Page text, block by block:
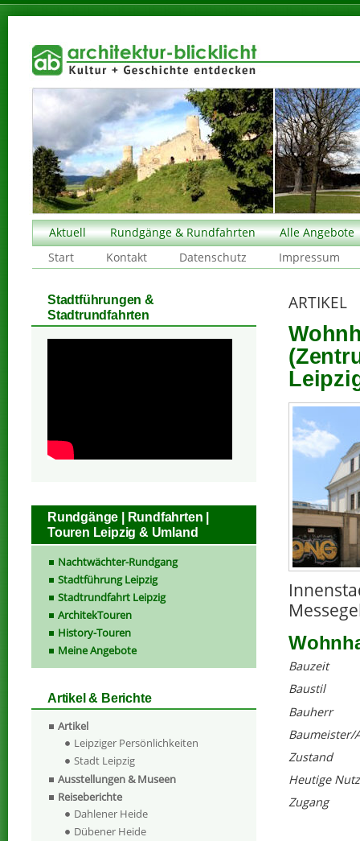
Aktuell Rundgänge & Rundfahrten
Alle Angebote
Start
Kontakt Datenschutz Impressum
ARTIKEL
Bauzeit
Baustil
Bauherr
Baumeister/
Zustand
Heutige
Zugang
Stadtführungen &
Stadtrundfahrten
Rundgänge | Rundfahrten |
Touren Leipzig & Umland
Nachtwächter-Rundgang
Stadtführung Leipzig
Stadtrundfahrt Leipzig
ArchitekTouren
History-Touren
Meine Angebote
Artikel & Berichte
Artikel
Leipziger Persönlichkeiten
Stadt Leipzig
Ausstellungen & Museen
Reiseberichte
Dahlener Heide
Dübener Heide